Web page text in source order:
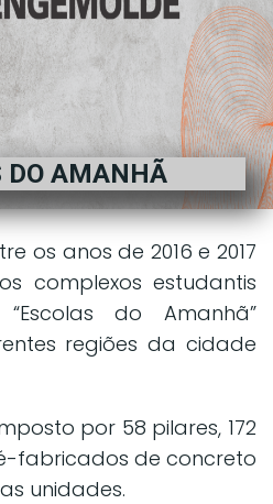
DO AMANHÃ
os anos de 2016 e 2017
complexos estudantis
do Amanhã”
regiões da cidade
por 58 pilares, 172
fabricados de concreto
unidades.